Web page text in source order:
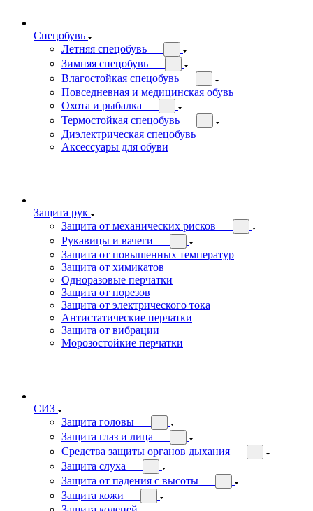
Спецобувь
Летняя спецобувь
Зимняя спецобувь
Влагостойкая спецобувь
Повседневная и медицинская обувь
Охота и рыбалка
Термостойкая спецобувь
Диэлектрическая спецобувь
Аксессуары для обуви
Защита рук
Защита от механических рисков
Рукавицы и вачеги
Защита от повышенных температур
Защита от химикатов
Одноразовые перчатки
Защита от порезов
Защита от электрического тока
Антистатические перчатки
Защита от вибрации
Морозостойкие перчатки
СИЗ
Защита головы
Защита глаз и лица
Средства защиты органов дыхания
Защита слуха
Защита от падения с высоты
Защита кожи